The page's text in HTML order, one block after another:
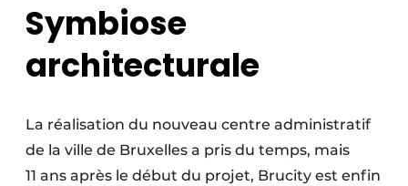
Symbiose
architecturale
La réalisation du nouveau centre administratif
de la ville de Bruxelles a pris du temps, mais
11 ans après le début du projet, Brucity est enfin